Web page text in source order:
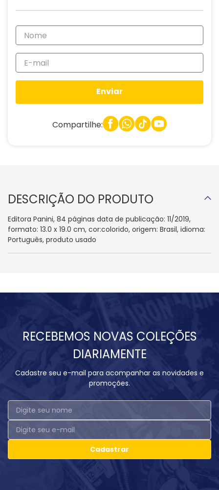
Enviar
Compartilhe:
DESCRIÇÃO DO PRODUTO
Editora Panini, 84 páginas data de publicação: 11/2019,
formato: 13.0 x 19.0 cm, cor:colorido, origem: Brasil, idioma:
Português, produto usado
RECEBEMOS NOVAS COLEÇÕES
DIARIAMENTE
Cadastre seu e-mail para acompanhar as novidades e
promoções.
Cadastrar